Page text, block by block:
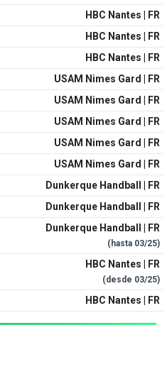
HBC Nantes | FR
HBC Nantes | FR
HBC Nantes | FR
USAM Nimes Gard | FR
USAM Nimes Gard | FR
USAM Nimes Gard | FR
USAM Nimes Gard | FR
USAM Nimes Gard | FR
Dunkerque Handball | FR
Dunkerque Handball | FR
Dunkerque Handball | FR
(hasta 03/25)
HBC Nantes | FR
(desde 03/25)
HBC Nantes | FR